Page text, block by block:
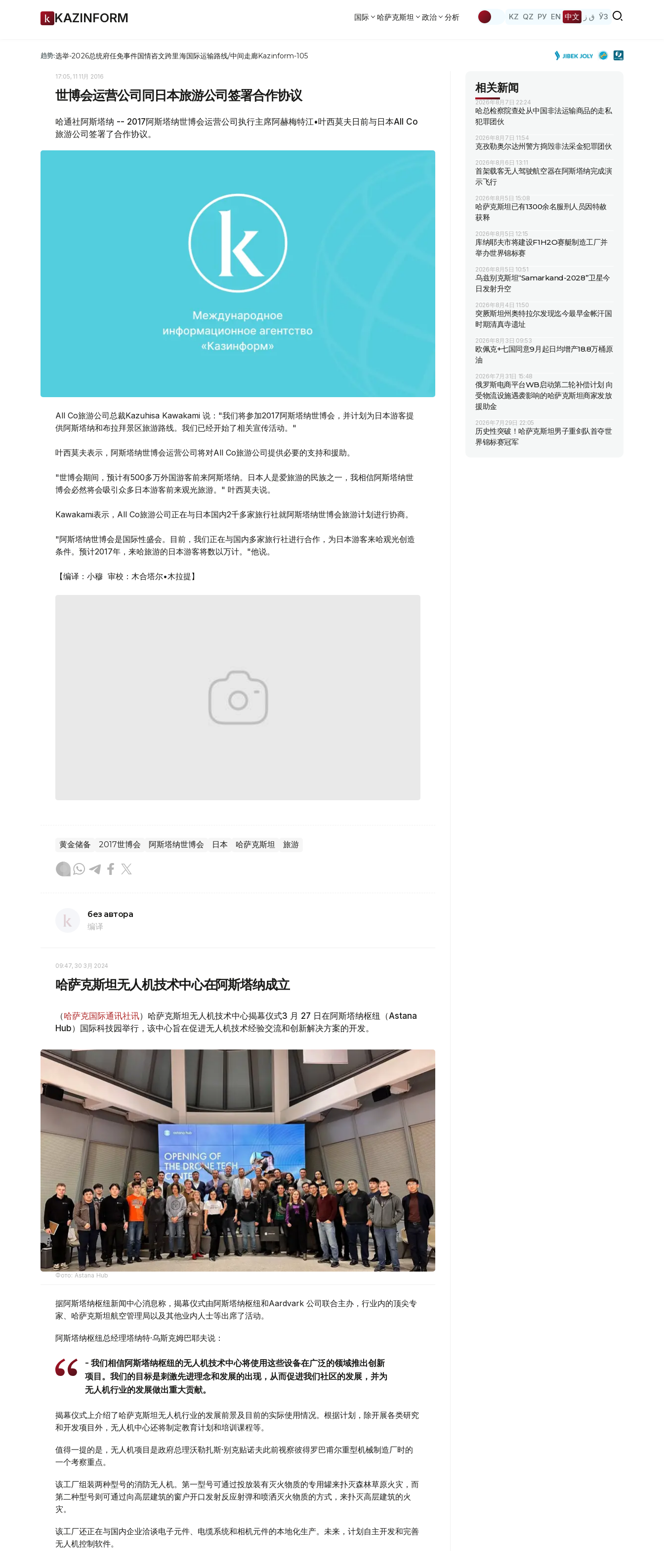
KAZINFORM 国际 哈萨克斯坦 政治 分析 KZ QZ РУ EN 中文 ق ز ЎЗ
趋势:选举-2026总统府任免事件国情咨文跨里海国际运输路线/中间走廊Kazinform-105
17:05, 11 11月 2016
世博会运营公司同日本旅游公司签署合作协议
哈通社阿斯塔纳 -- 2017阿斯塔纳世博会运营公司执行主席阿赫梅特江•叶西莫夫日前与日本All Co
旅游公司签署了合作协议。
All Co旅游公司总裁Kazuhisa Kawakami 说："我们将参加2017阿斯塔纳世博会，并计划为日本游客提
供阿斯塔纳和布拉拜景区旅游路线。我们已经开始了相关宣传活动。"
叶西莫夫表示，阿斯塔纳世博会运营公司将对All Co旅游公司提供必要的支持和援助。
"世博会期间，预计有500多万外国游客前来阿斯塔纳。日本人是爱旅游的民族之一，我相信阿斯塔纳世
博会必然将会吸引众多日本游客前来观光旅游。" 叶西莫夫说。
Kawakami表示，All Co旅游公司正在与日本国内2千多家旅行社就阿斯塔纳世博会旅游计划进行协商。
"阿斯塔纳世博会是国际性盛会。目前，我们正在与国内多家旅行社进行合作，为日本游客来哈观光创造
条件。预计2017年，来哈旅游的日本游客将数以万计。"他说。
【编译：小穆 审校：木合塔尔•木拉提】
黄金储备 2017世博会 阿斯塔纳世博会 日本 哈萨克斯坦 旅游
без автора
编译
09:47, 30 3月 2024
哈萨克斯坦无人机技术中心在阿斯塔纳成立
（哈萨克国际通讯社讯）哈萨克斯坦无人机技术中心揭幕仪式3 月 27 日在阿斯塔纳枢纽（Astana
Hub）国际科技园举行，该中心旨在促进无人机技术经验交流和创新解决方案的开发。
Фото: Astana Hub
据阿斯塔纳枢纽新闻中心消息称，揭幕仪式由阿斯塔纳枢纽和Aardvark 公司联合主办，行业内的顶尖专
家、哈萨克斯坦航空管理局以及其他业内人士等出席了活动。
阿斯塔纳枢纽总经理塔纳特·乌斯克姆巴耶夫说：
- 我们相信阿斯塔纳枢纽的无人机技术中心将使用这些设备在广泛的领域推出创新
项目。我们的目标是刺激先进理念和发展的出现，从而促进我们社区的发展，并为
无人机行业的发展做出重大贡献。
揭幕仪式上介绍了哈萨克斯坦无人机行业的发展前景及目前的实际使用情况。根据计划，除开展各类研究
和开发项目外，无人机中心还将制定教育计划和培训课程等。
值得一提的是，无人机项目是政府总理沃勒扎斯·别克贴诺夫此前视察彼得罗巴甫尔重型机械制造厂时的
一个考察重点。
该工厂组装两种型号的消防无人机。第一型号可通过投放装有灭火物质的专用罐来扑灭森林草原火灾，而
第二种型号则可通过向高层建筑的窗户开口发射反应射弹和喷洒灭火物质的方式，来扑灭高层建筑的火
灾。
该工厂还正在与国内企业洽谈电子元件、电缆系统和相机元件的本地化生产。未来，计划自主开发和完善
无人机控制软件。
相关新闻
2026年8月7日 22:24
哈总检察院查处从中国非法运输商品的走私
犯罪团伙
2026年8月7日 11:54
克孜勒奥尔达州警方捣毁非法采金犯罪团伙
2026年8月6日 13:11
首架载客无人驾驶航空器在阿斯塔纳完成演
示飞行
2026年8月5日 15:08
哈萨克斯坦已有1300余名服刑人员因特赦
获释
2026年8月5日 12:15
库纳耶夫市将建设F1H2O赛艇制造工厂并
举办世界锦标赛
2026年8月5日 10:51
乌兹别克斯坦“Samarkand-2028”卫星今
日发射升空
2026年8月4日 11:50
突厥斯坦州奥特拉尔发现迄今最早金帐汗国
时期清真寺遗址
2026年8月3日 09:53
欧佩克+七国同意9月起日均增产18.8万桶原
油
2026年7月31日 15:48
俄罗斯电商平台WB启动第二轮补偿计划 向
受物流设施遇袭影响的哈萨克斯坦商家发放
援助金
2026年7月29日 22:05
历史性突破！哈萨克斯坦男子重剑队首夺世
界锦标赛冠军